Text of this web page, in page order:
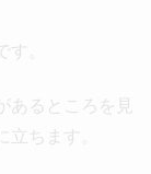
。
あるところを見
ちます。